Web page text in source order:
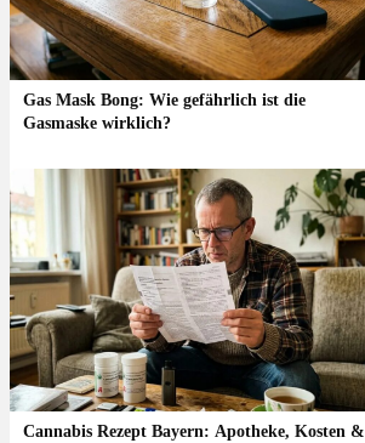
Gas Mask Bong: Wie gefährlich ist die
Gasmaske wirklich?
Cannabis Rezept Bayern: Apotheke, Kosten &